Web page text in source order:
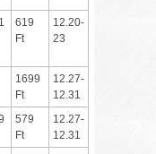
619
Ft
12.20-
23
1699
Ft
12.27-
12.31
579
Ft
12.27-
12.31